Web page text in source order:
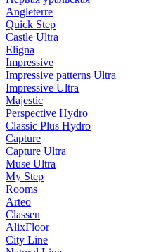
Angleterre
Quick Step
Castle Ultra
Eligna
Impressive
Impressive patterns Ultra
Impressive Ultra
Majestic
Perspective Hydro
Classic Plus Hydro
Capture
Capture Ultra
Muse Ultra
My Step
Rooms
Arteo
Classen
AlixFloor
City Line